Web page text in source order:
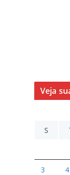
Veja
S
3 4